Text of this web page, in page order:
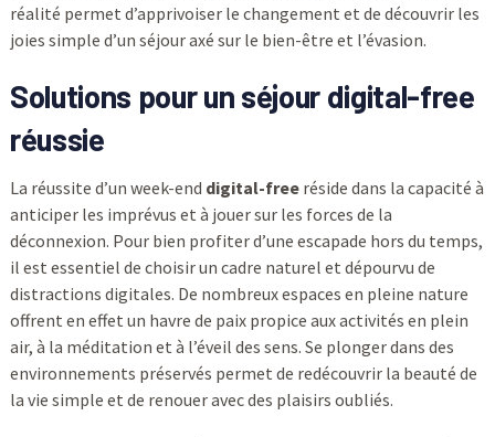
réalité permet d’apprivoiser le changement et de découvrir les
joies simple d’un séjour axé sur le bien-être et l’évasion.
Solutions pour un séjour digital-free
réussie
La réussite d’un week-end digital-freeréside dans la capacité à
anticiper les imprévus et à jouer sur les forces de la
déconnexion. Pour bien profiter d’une escapade hors du temps,
il est essentiel de choisir un cadre naturel et dépourvu de
distractions digitales. De nombreux espaces en pleine nature
offrent en effet un havre de paix propice aux activités en plein
air, à la méditation et à l’éveil des sens. Se plonger dans des
environnements préservés permet de redécouvrir la beauté de
la vie simple et de renouer avec des plaisirs oubliés.